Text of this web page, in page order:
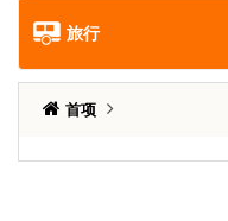
旅行
首项